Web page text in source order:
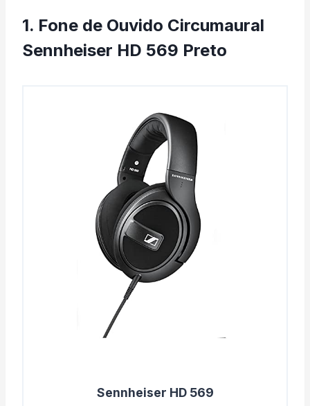
1. Fone de Ouvido Circumaural
Sennheiser HD 569 Preto
Sennheiser HD 569